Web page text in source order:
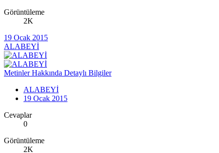
Görüntüleme
2K
19 Ocak 2015
ALABEYİ
Metinler Hakkında Detaylı Bilgiler
ALABEYİ
19 Ocak 2015
Cevaplar
0
Görüntüleme
2K